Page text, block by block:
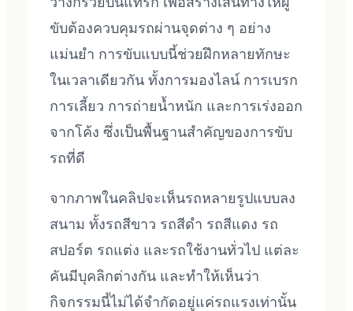
ขับต้องควบคุมรถผ่านจุดต่าง ๆ อย่าง
แม่นยำ การขับแบบนี้ช่วยฝึกหลายทักษะ
ในเวลาเดียวกัน ทั้งการมองไลน์ การเบรก
การเลี้ยว การถ่ายน้ำหนัก และการเร่งออก
จากโค้ง ซึ่งเป็นพื้นฐานสำคัญของการขับ
รถที่ดี
จากภาพในคลิปจะเห็นรถหลายรูปแบบลง
สนาม ทั้งรถสีขาว รถสีดำ รถสีแดง รถ
สปอร์ต รถแต่ง และรถใช้งานทั่วไป แต่ละ
คันมีบุคลิกต่างกัน และทำให้เห็นว่า
กิจกรรมนี้ไม่ได้จำกัดอยู่แค่รถแรงเท่านั้น